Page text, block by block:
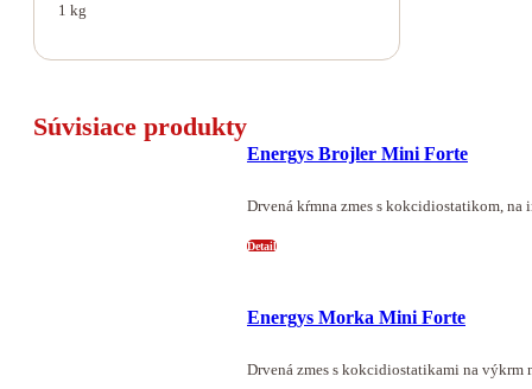
1 kg
Súvisiace produkty
Energys Brojler Mini Forte
Drvená kŕmna zmes s kokcidiostatikom,
Detail
Energys Morka Mini Forte
Drvená zmes s kokcidiostatikami na výkrm